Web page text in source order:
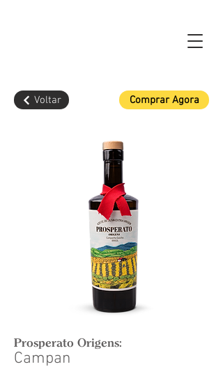
Voltar Comprar Agora
Prosperato Origens:
Campan